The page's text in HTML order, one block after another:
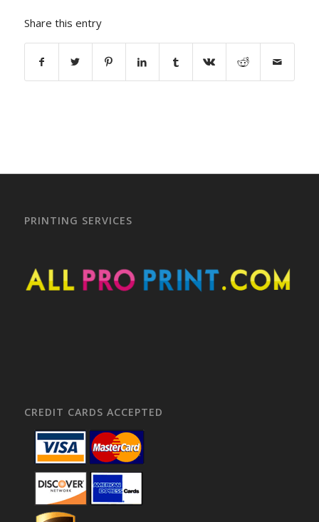
Share this entry
PRINTING SERVICES
CREDIT CARDS ACCEPTED